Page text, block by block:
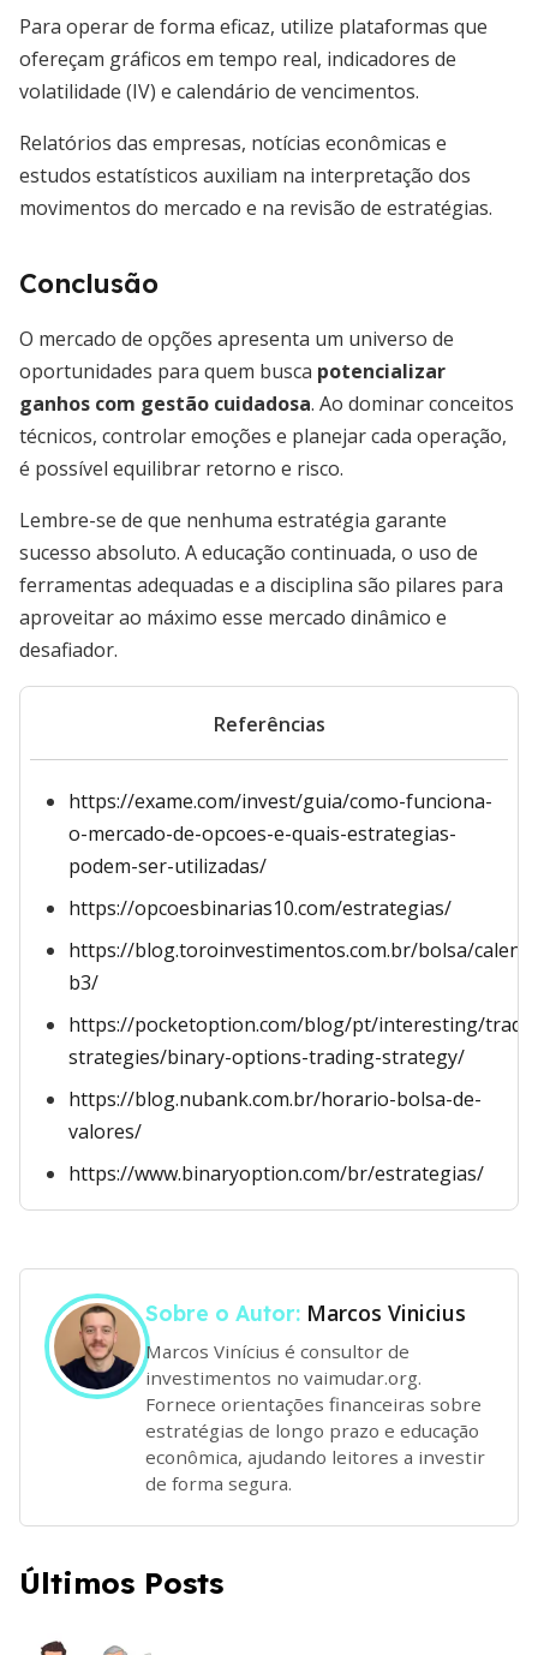
Para operar de forma eficaz, utilize plataformas que
ofereçam gráficos em tempo real, indicadores de
volatilidade (IV) e calendário de vencimentos.
Relatórios das empresas, notícias econômicas e
estudos estatísticos auxiliam na interpretação dos
movimentos do mercado e na revisão de estratégias.
Conclusão
O mercado de opções apresenta um universo de
oportunidades para quem busca potencializar
ganhos com gestão cuidadosa. Ao dominar conceitos
técnicos, controlar emoções e planejar cada operação,
é possível equilibrar retorno e risco.
Lembre-se de que nenhuma estratégia garante
sucesso absoluto. A educação continuada, o uso de
ferramentas adequadas e a disciplina são pilares para
aproveitar ao máximo esse mercado dinâmico e
desafiador.
Referências
https://exame.com/invest/guia/como-funciona-
o-mercado-de-opcoes-e-quais-estrategias-
podem-ser-utilizadas/
https://opcoesbinarias10.com/estrategias/
https://blog.toroinvestimentos.com.br/bolsa/
b3/
https://pocketoption.com/blog/pt/interesting/
strategies/binary-options-trading-strategy/
https://blog.nubank.com.br/horario-bolsa-de-
valores/
https://www.binaryoption.com/br/estrategias/
Sobre o Autor: Marcos Vinicius
Marcos Vinícius é consultor de
investimentos no vaimudar.org.
Fornece orientações financeiras sobre
estratégias de longo prazo e educação
econômica, ajudando leitores a investir
de forma segura.
Últimos Posts